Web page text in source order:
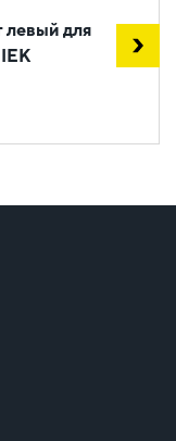
левый для